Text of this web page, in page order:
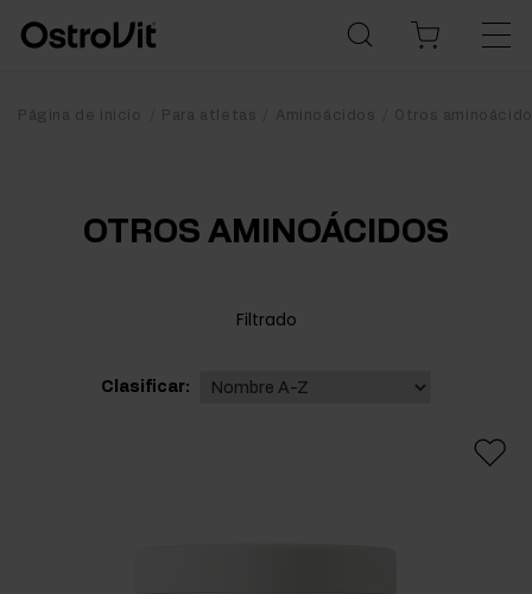
Página de inicio Para atletas Aminoácidos Otros
OTROS AMINOÁCIDOS
Filtrado
Clasificar: